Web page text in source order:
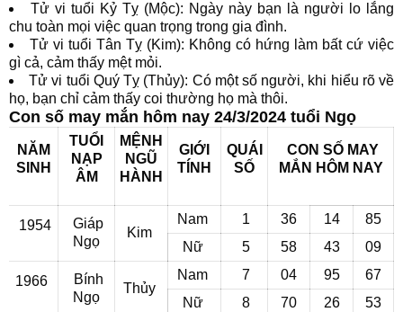
Tử vi tuổi Kỷ Tỵ (Mộc): Ngày này bạn là người lo lắng
chu toàn mọi việc quan trọng trong gia đình.
Tử vi tuổi Tân Tỵ (Kim): Không có hứng làm bất cứ việc
gì cả, cảm thấy mệt mỏi.
Tử vi tuổi Quý Tỵ (Thủy): Có một số người, khi hiểu rõ về
họ, bạn chỉ cảm thấy coi thường họ mà thôi.
Con số may mắn hôm nay 24/3/2024 tuổi Ngọ
NĂM
SINH
TUỔI
NẠP
ÂM
MỆNH
NGŨ
HÀNH
GIỚI
TÍNH
QUÁI
SỐ
CON SỐ MAY
MẮN HÔM NAY
1954
Giáp
Ngọ
Kim
Nam 1 36 14
85
Nữ
5 58 43 09
1966
Bính
Ngọ
Thủy
Nam 7 04 95
67
Nữ
8 70 26 53